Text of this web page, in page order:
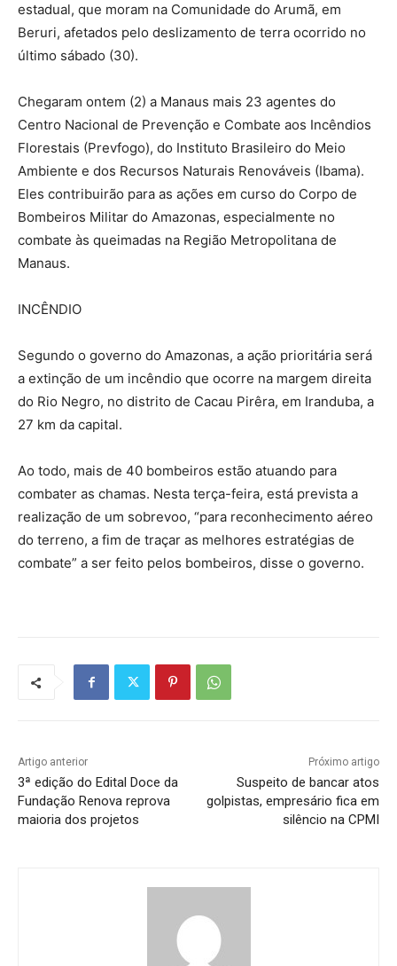
estadual, que moram na Comunidade do Arumã, em
Beruri, afetados pelo deslizamento de terra ocorrido no
último sábado (30).
Chegaram ontem (2) a Manaus mais 23 agentes do
Centro Nacional de Prevenção e Combate aos Incêndios
Florestais (Prevfogo), do Instituto Brasileiro do Meio
Ambiente e dos Recursos Naturais Renováveis (Ibama).
Eles contribuirão para as ações em curso do Corpo de
Bombeiros Militar do Amazonas, especialmente no
combate às queimadas na Região Metropolitana de
Manaus.
INCÊNDIO
Segundo o governo do Amazonas, a ação prioritária será
a extinção de um incêndio que ocorre na margem direita
do Rio Negro, no distrito de Cacau Pirêra, em Iranduba, a
27 km da capital.
Ao todo, mais de 40 bombeiros estão atuando para
combater as chamas. Nesta terça-feira, está prevista a
realização de um sobrevoo, “para reconhecimento aéreo
do terreno, a fim de traçar as melhores estratégias de
combate” a ser feito pelos bombeiros, disse o governo.
Artigo anterior
3ª edição do Edital Doce da
Fundação Renova reprova
maioria dos projetos
Próximo artigo
Suspeito de bancar atos
golpistas, empresário fica em
silêncio na CPMI